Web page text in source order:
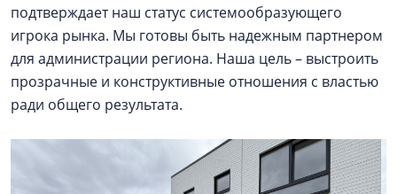
подтверждает наш статус системообразующего
игрока рынка. Мы готовы быть надежным партнером
для администрации региона. Наша цель – выстроить
прозрачные и конструктивные отношения с властью
ради общего результата.